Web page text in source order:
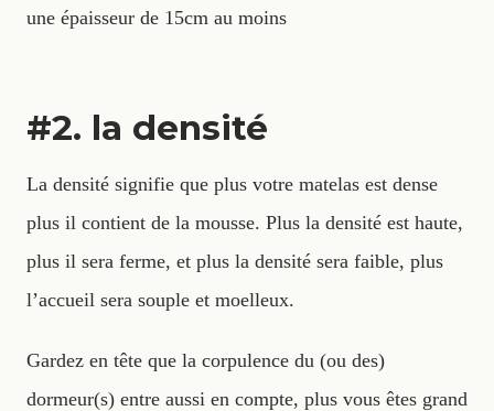
une épaisseur de 15cm au moins
#2. la densité
La densité signifie que plus votre matelas est dense
plus il contient de la mousse. Plus la densité est haute,
plus il sera ferme, et plus la densité sera faible, plus
l’accueil sera souple et moelleux.
Gardez en tête que la corpulence du (ou des)
dormeur(s) entre aussi en compte, plus vous êtes grand